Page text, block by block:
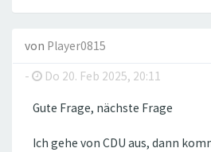
von Player0815
-
Do 20. Feb 2025, 20:11
Gute Frage, nächste Frage
Ich gehe von CDU aus, dann